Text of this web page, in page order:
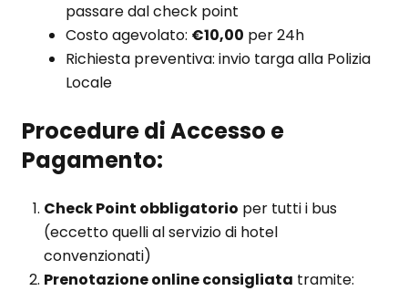
passare dal check point
Costo agevolato: €10,00 per 24h
Richiesta preventiva: invio targa alla Polizia
Locale
Procedure di Accesso e
Pagamento:
Check Point obbligatorio per tutti i bus
(eccetto quelli al servizio di hotel
convenzionati)
Prenotazione online consigliata tramite: